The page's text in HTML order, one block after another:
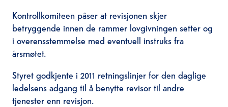
Kontrollkomiteen påser at revisjonen skjer
betryggende innen de rammer lovgivningen setter og
i overensstemmelse med eventuell instruks fra
årsmøtet.
Styret godkjente i 2011 retningslinjer for den daglige
ledelsens adgang til å benytte revisor til andre
tjenester enn revisjon.